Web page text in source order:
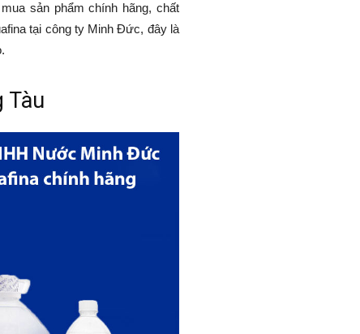
sản phẩm chính hãng, chất
tại công ty Minh Đức, đây là
Tàu